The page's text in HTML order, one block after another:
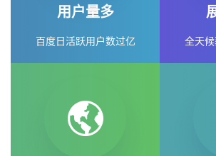
用户量多
百度日活跃用户数过亿 全天